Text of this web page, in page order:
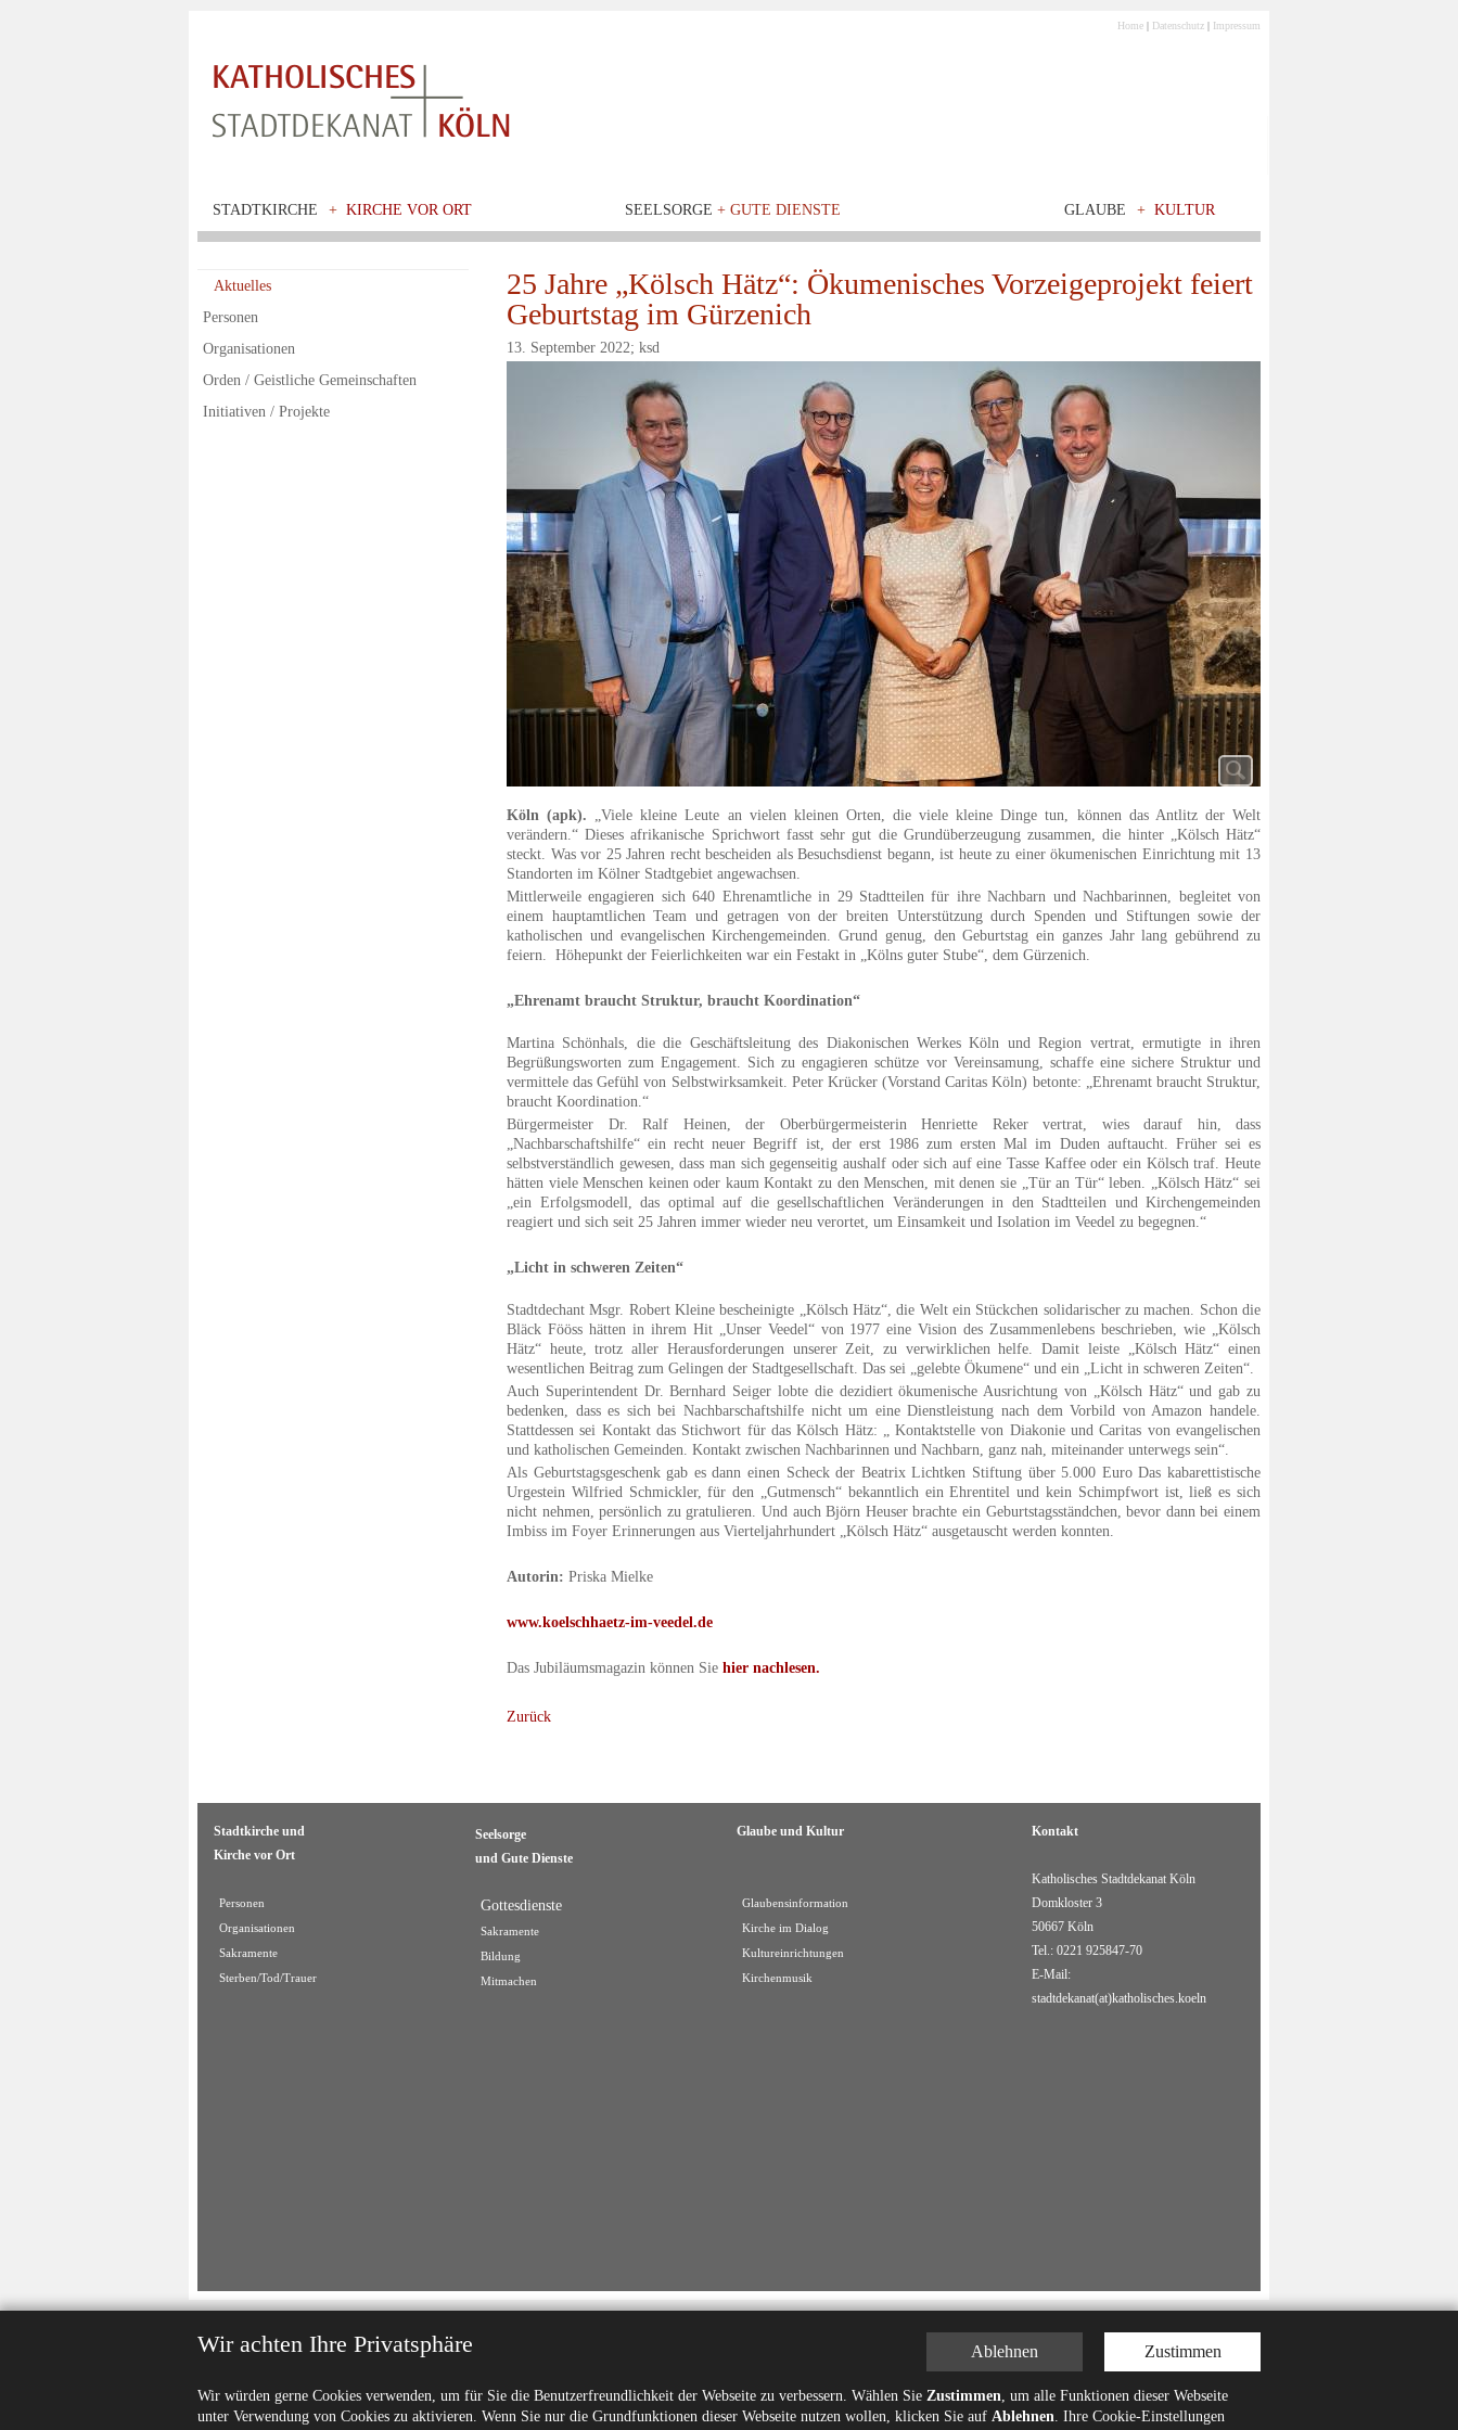
Home | Datenschutz | Impressum
STADTKIRCHE + KIRCHE VOR ORT SEELSORGE + GUTE DIENSTE GLAUBE + KULTUR
Aktuelles
Personen
Organisationen
Orden / Geistliche Gemeinschaften
Initiativen / Projekte
25 Jahre „Kölsch Hätz“: Ökumenisches Vorzeigeprojekt feiert
Geburtstag im Gürzenich
13. September 2022; ksd
Köln (apk). „Viele kleine Leute an vielen kleinen Orten, die viele kleine Dinge tun, können das Antlitz der Welt
verändern.“ Dieses afrikanische Sprichwort fasst sehr gut die Grundüberzeugung zusammen, die hinter „Kölsch Hätz“
steckt. Was vor 25 Jahren recht bescheiden als Besuchsdienst begann, ist heute zu einer ökumenischen Einrichtung mit 13
Standorten im Kölner Stadtgebiet angewachsen.
Mittlerweile engagieren sich 640 Ehrenamtliche in 29 Stadtteilen für ihre Nachbarn und Nachbarinnen, begleitet von
einem hauptamtlichen Team und getragen von der breiten Unterstützung durch Spenden und Stiftungen sowie der
katholischen und evangelischen Kirchengemeinden. Grund genug, den Geburtstag ein ganzes Jahr lang gebührend zu
feiern. Höhepunkt der Feierlichkeiten war ein Festakt in „Kölns guter Stube“, dem Gürzenich.
„Ehrenamt braucht Struktur, braucht Koordination“
Martina Schönhals, die die Geschäftsleitung des Diakonischen Werkes Köln und Region vertrat, ermutigte in ihren
Begrüßungsworten zum Engagement. Sich zu engagieren schütze vor Vereinsamung, schaffe eine sichere Struktur und
vermittele das Gefühl von Selbstwirksamkeit. Peter Krücker (Vorstand Caritas Köln) betonte: „Ehrenamt braucht Struktur,
braucht Koordination.“
Bürgermeister Dr. Ralf Heinen, der Oberbürgermeisterin Henriette Reker vertrat, wies darauf hin, dass
„Nachbarschaftshilfe“ ein recht neuer Begriff ist, der erst 1986 zum ersten Mal im Duden auftaucht. Früher sei es
selbstverständlich gewesen, dass man sich gegenseitig aushalf oder sich auf eine Tasse Kaffee oder ein Kölsch traf. Heute
hätten viele Menschen keinen oder kaum Kontakt zu den Menschen, mit denen sie „Tür an Tür“ leben. „Kölsch Hätz“ sei
„ein Erfolgsmodell, das optimal auf die gesellschaftlichen Veränderungen in den Stadtteilen und Kirchengemeinden
reagiert und sich seit 25 Jahren immer wieder neu verortet, um Einsamkeit und Isolation im Veedel zu begegnen.“
„Licht in schweren Zeiten“
Stadtdechant Msgr. Robert Kleine bescheinigte „Kölsch Hätz“, die Welt ein Stückchen solidarischer zu machen. Schon die
Bläck Fööss hätten in ihrem Hit „Unser Veedel“ von 1977 eine Vision des Zusammenlebens beschrieben, wie „Kölsch
Hätz“ heute, trotz aller Herausforderungen unserer Zeit, zu verwirklichen helfe. Damit leiste „Kölsch Hätz“ einen
wesentlichen Beitrag zum Gelingen der Stadtgesellschaft. Das sei „gelebte Ökumene“ und ein „Licht in schweren Zeiten“.
Auch Superintendent Dr. Bernhard Seiger lobte die dezidiert ökumenische Ausrichtung von „Kölsch Hätz“ und gab zu
bedenken, dass es sich bei Nachbarschaftshilfe nicht um eine Dienstleistung nach dem Vorbild von Amazon handele.
Stattdessen sei Kontakt das Stichwort für das Kölsch Hätz: „ Kontaktstelle von Diakonie und Caritas von evangelischen
und katholischen Gemeinden. Kontakt zwischen Nachbarinnen und Nachbarn, ganz nah, miteinander unterwegs sein“.
Als Geburtstagsgeschenk gab es dann einen Scheck der Beatrix Lichtken Stiftung über 5.000 Euro Das kabarettistische
Urgestein Wilfried Schmickler, für den „Gutmensch“ bekanntlich ein Ehrentitel und kein Schimpfwort ist, ließ es sich
nicht nehmen, persönlich zu gratulieren. Und auch Björn Heuser brachte ein Geburtstagsständchen, bevor dann bei einem
Imbiss im Foyer Erinnerungen aus Vierteljahrhundert „Kölsch Hätz“ ausgetauscht werden konnten.
Autorin: Priska Mielke
www.koelschhaetz-im-veedel.de
Das Jubiläumsmagazin können Sie hier nachlesen.
Zurück
Stadtkirche und
Kirche vor Ort
Personen
Organisationen
Sakramente
Sterben/Tod/Trauer
Seelsorge
und Gute Dienste
Gottesdienste
Sakramente
Bildung
Mitmachen
Glaube und Kultur
Glaubensinformation
Kirche im Dialog
Kultureinrichtungen
Kirchenmusik
Kontakt
Katholisches Stadtdekanat Köln
Domkloster 3
50667 Köln
Tel.: 0221 925847-70
E-Mail:
stadtdekanat(at)katholisches.koeln
Wir achten Ihre Privatsphäre Ablehnen Zustimmen
Wir würden gerne Cookies verwenden, um für Sie die Benutzerfreundlichkeit der Webseite zu verbessern. Wählen Sie Zustimmen, um alle Funktionen dieser Webseite
unter Verwendung von Cookies zu aktivieren. Wenn Sie nur die Grundfunktionen dieser Webseite nutzen wollen, klicken Sie auf Ablehnen. Ihre Cookie-Einstellungen